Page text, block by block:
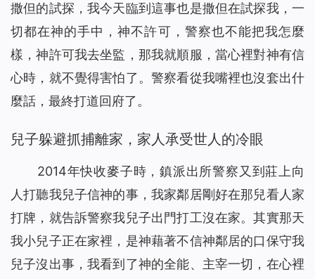
撒但的試探，我今天臨到這事也是撒但在試探我，一
切都在神的手中，神不許可，警察也不能把我怎麼
樣，神許可我去坐監，那我就順服，當心裡對神有信
心時，就不覺得害怕了。警察看從我嘴裡也沒套出什
麼話，最終打道回府了。
兒子躲避抓捕離家，家人承受世人的冷眼
2014年快收麥子時，鎮派出所警察又到莊上向
人打聽我兒子信神的事，我家鄰居剛好在那兒看人家
打牌，就告訴警察我兒子出門打工沒在家。其實那天
我小兒子正在家裡，是神藉著不信神鄰居的口保守我
兒子沒出事，我看到了神的全能、主宰一切，在心裡